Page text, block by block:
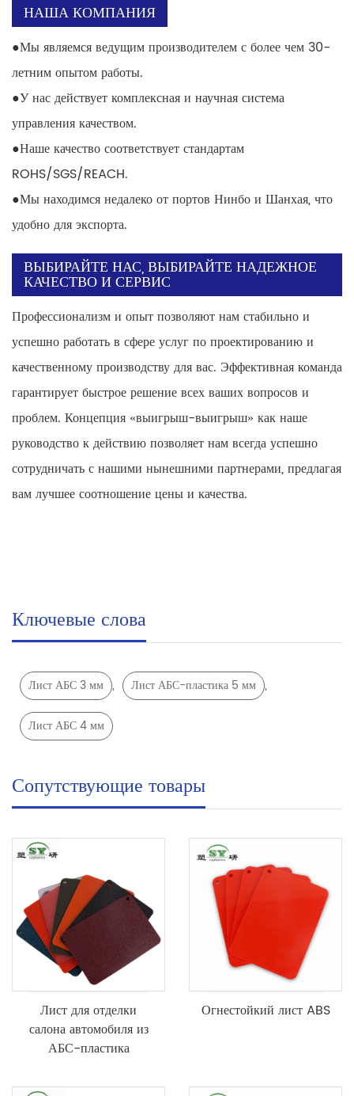
НАША КОМПАНИЯ
●Мы являемся ведущим производителем с более чем 30-
летним опытом работы.
●У нас действует комплексная и научная система
управления качеством.
●Наше качество соответствует стандартам
ROHS/SGS/REACH.
●Мы находимся недалеко от портов Нинбо и Шанхая, что
удобно для экспорта.
ВЫБИРАЙТЕ НАС, ВЫБИРАЙТЕ НАДЕЖНОЕ
КАЧЕСТВО И СЕРВИС
Профессионализм и опыт позволяют нам стабильно и
успешно работать в сфере услуг по проектированию и
качественному производству для вас. Эффективная команда
гарантирует быстрое решение всех ваших вопросов и
проблем. Концепция «выигрыш-выигрыш» как наше
руководство к действию позволяет нам всегда успешно
сотрудничать с нашими нынешними партнерами, предлагая
вам лучшее соотношение цены и качества.
Ключевые слова
Лист АБС 3 мм , Лист АБС-пластика 5 мм ,
Лист АБС 4 мм
Сопутствующие товары
Лист для отделки
салона автомобиля из
АБС-пластика
Огнестойкий лист ABS